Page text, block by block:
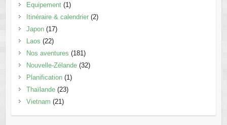
Equipement(1)
Itinéraire & calendrier(2)
Japon(17)
Laos (22)
Nos aventures (181)
Nouvelle-Zélande(32)
Planification(1)
Thaïlande(23)
Vietnam (21)